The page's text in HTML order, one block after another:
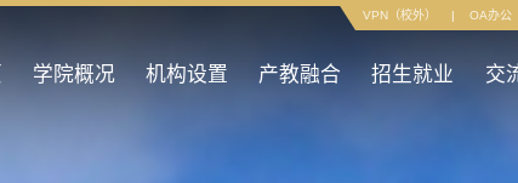
VPN（校外） | OA办公
学院概况 机构设置 产教融合 招生就业 交